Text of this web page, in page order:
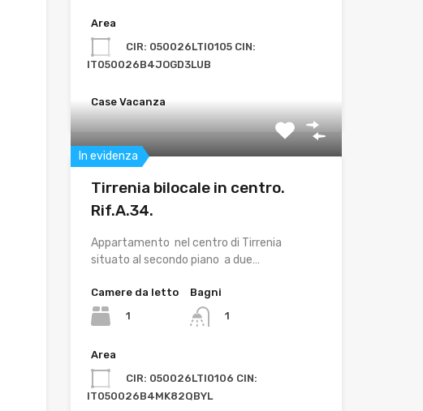
Area
CIR: 050026LTI0105 CIN:
IT050026B4JOGD3LUB
Case Vacanza
In evidenza
Tirrenia bilocale in centro.
Rif.A.34.
Appartamento nel centro di Tirrenia
situato al secondo piano a due…
Camere da letto
1
Bagni
1
Area
CIR: 050026LTI0106 CIN:
IT050026B4MK82QBYL